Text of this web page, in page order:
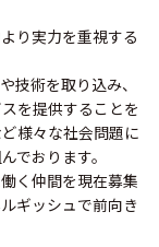
り実力を重視する
技術を取り込み、
を提供することを
様々な社会問題に
でおります。
く仲間を現在募集
ギッシュで前向き